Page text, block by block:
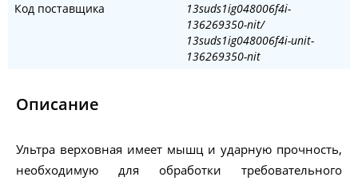
Код поставщика
13suds1ig048006f4i-
136269350-nit/
13suds1ig048006f4i-unit-
136269350-nit
Описание
Ультра верховная имеет мышц и ударную прочность,
необходимую для обработки требовательного